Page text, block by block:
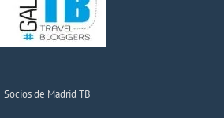
Socios de Madrid TB